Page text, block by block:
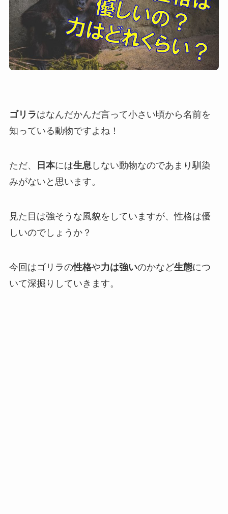
ゴリラはなんだかんだ言って小さい頃から名前を
知っている動物ですよね！
ただ、 日本には生息しない動物なのであまり馴染
みがないと思います。
見た目は強そうな風貌をしていますが、性格は優
しいのでしょうか？
今回はゴリラの性格や力は強いのかなど生態につ
いて深掘りしていきます。